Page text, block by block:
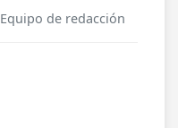
Equipo de redacción